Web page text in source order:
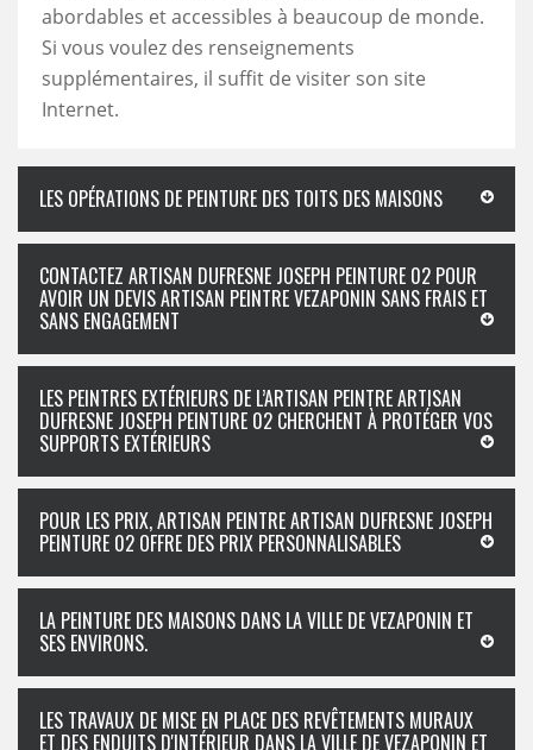
abordables et accessibles à beaucoup de monde.
Si vous voulez des renseignements
supplémentaires, il suffit de visiter son site
Internet.
LES OPÉRATIONS DE PEINTURE DES TOITS DES MAISONS
CONTACTEZ ARTISAN DUFRESNE JOSEPH PEINTURE 02 POUR
AVOIR UN DEVIS ARTISAN PEINTRE VEZAPONIN SANS FRAIS ET
SANS ENGAGEMENT
LES PEINTRES EXTÉRIEURS DE L’ARTISAN PEINTRE ARTISAN
DUFRESNE JOSEPH PEINTURE 02 CHERCHENT À PROTÉGER VOS
SUPPORTS EXTÉRIEURS
POUR LES PRIX, ARTISAN PEINTRE ARTISAN DUFRESNE JOSEPH
PEINTURE 02 OFFRE DES PRIX PERSONNALISABLES
LA PEINTURE DES MAISONS DANS LA VILLE DE VEZAPONIN ET
SES ENVIRONS.
LES TRAVAUX DE MISE EN PLACE DES REVÊTEMENTS MURAUX
ET DES ENDUITS D'INTÉRIEUR DANS LA VILLE DE VEZAPONIN ET